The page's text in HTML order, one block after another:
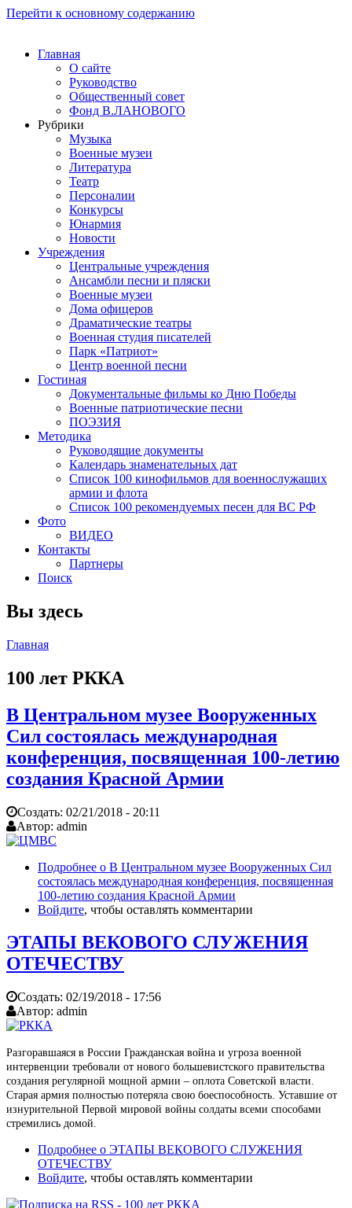
Перейти к основному содержанию
Главная
О сайте
Руководство
Общественный совет
Фонд В.ЛАНОВОГО
Рубрики
Музыка
Военные музеи
Литература
Театр
Персоналии
Конкурсы
Юнармия
Новости
Учреждения
Центральные учреждения
Ансамбли песни и пляски
Военные музеи
Дома офицеров
Драматические театры
Военная студия писателей
Парк «Патриот»
Центр военной песни
Гостиная
Документальные фильмы ко Дню Победы
Военные патриотические песни
ПОЭЗИЯ
Методика
Руководящие документы
Календарь знаменательных дат
Список 100 кинофильмов для военнослужащих
армии и флота
Список 100 рекомендуемых песен для ВС РФ
Фото
ВИДЕО
Контакты
Партнеры
Поиск
Вы здесь
Главная
100 лет РККА
В Центральном музее Вооруженных
Сил состоялась международная
конференция, посвященная 100-летию
создания Красной Армии
Создать: 02/21/2018 - 20:11
Автор: admin
Подробнее о В Центральном музее Вооруженных Сил
состоялась международная конференция, посвященная
100-летию создания Красной Армии
Войдите, чтобы оставлять комментарии
ЭТАПЫ ВЕКОВОГО СЛУЖЕНИЯ
ОТЕЧЕСТВУ
Создать: 02/19/2018 - 17:56
Автор: admin
Разгоравшаяся в России Гражданская война и угроза военной
интервенции требовали от нового большевистского правительства
создания регулярной мощной армии – оплота Советской власти.
Старая армия полностью потеряла свою боеспособность. Уставшие от
изнурительной Первой мировой войны солдаты всеми способами
стремились домой.
Подробнее о ЭТАПЫ ВЕКОВОГО СЛУЖЕНИЯ
ОТЕЧЕСТВУ
Войдите, чтобы оставлять комментарии